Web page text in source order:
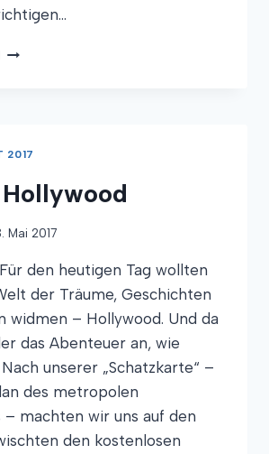
PUEBLO
2017
Mai 2017
den heutigen Tag wollten
der Träume, Geschichten
widmen – Hollywood. Und da
das Abenteuer an, wie
unserer „Schatzkarte“ –
des metropolen
– machten wir uns auf den
den kostenlosen